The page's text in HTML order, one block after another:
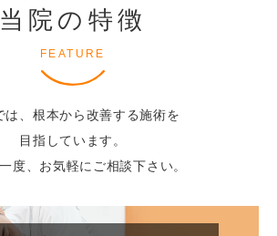
当院の特徴
FEATURE
は、根本から改善する施術を
目指しています。
度、お気軽にご相談下さい。